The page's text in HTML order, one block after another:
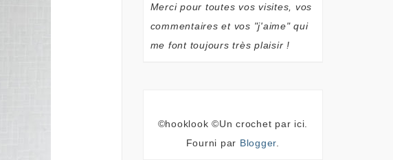
Merci pour toutes vos visites, vos
commentaires et vos "j'aime" qui
me font toujours très plaisir !
©hooklook ©Un crochet par ici.
Fourni par Blogger